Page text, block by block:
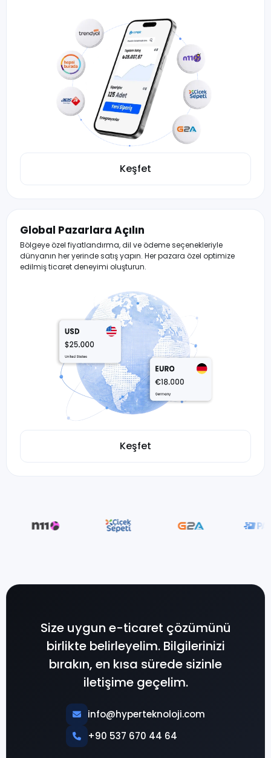
Keşfet
Global Pazarlara Açılın
Bölgeye özel fiyatlandırma, dil ve ödeme seçenekleriyle
dünyanın her yerinde satış yapın. Her pazara özel optimize
edilmiş ticaret deneyimi oluşturun.
Keşfet
Size uygun e-ticaret çözümünü
birlikte belirleyelim. Bilgilerinizi
bırakın, en kısa sürede sizinle
iletişime geçelim.
info@hyperteknoloji.com
+90 537 670 44 64